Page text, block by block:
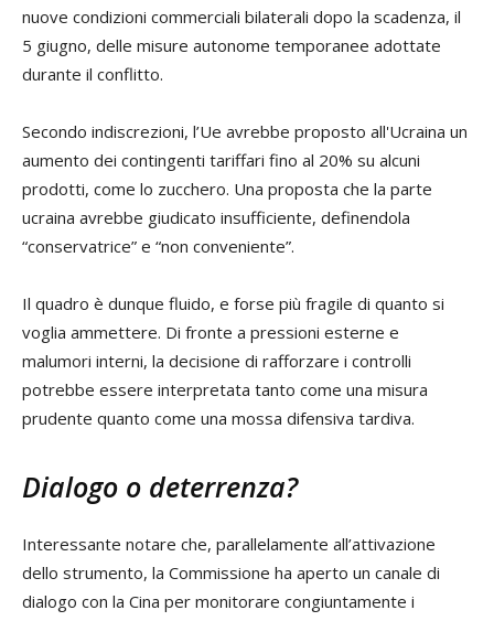
nuove condizioni commerciali bilaterali dopo la scadenza, il
5 giugno, delle misure autonome temporanee adottate
durante il conflitto.
Secondo indiscrezioni, l’Ue avrebbe proposto all'Ucraina un
aumento dei contingenti tariffari fino al 20% su alcuni
prodotti, come lo zucchero. Una proposta che la parte
ucraina avrebbe giudicato insufficiente, definendola
“conservatrice” e “non conveniente”.
Il quadro è dunque fluido, e forse più fragile di quanto si
voglia ammettere. Di fronte a pressioni esterne e
malumori interni, la decisione di rafforzare i controlli
potrebbe essere interpretata tanto come una misura
prudente quanto come una mossa difensiva tardiva.
Dialogo o deterrenza?
Interessante notare che, parallelamente all’attivazione
dello strumento, la Commissione ha aperto un canale di
dialogo con la Cina per monitorare congiuntamente i